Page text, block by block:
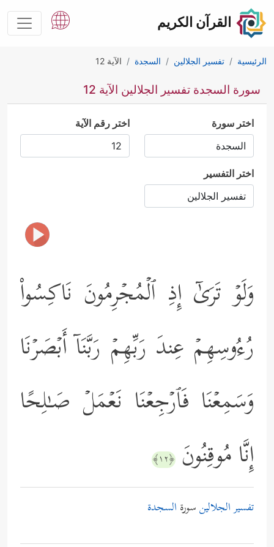
القرآن الكريم
الرئيسية تفسير الجلالين السجدة الآية 12
سورة السجدة تفسير الجلالين الآية 12
اختر سورة اختر رقم الآية
اختر التفسير
وَلَوۡ تَرَىٰۤ إِذِ ٱلۡمُجۡرِمُونَ نَاكِسُواْ
رُءُوسِهِمۡ عِندَ رَبِّهِمۡ رَبَّنَاۤ أَبۡصَرۡنَا
وَسَمِعۡنَا فَٱرۡجِعۡنَا نَعۡمَلۡ صَـٰلِحًا
إِنَّا مُوقِنُونَ ﴿١٢﴾
تفسير الجلالينسورة السجدة